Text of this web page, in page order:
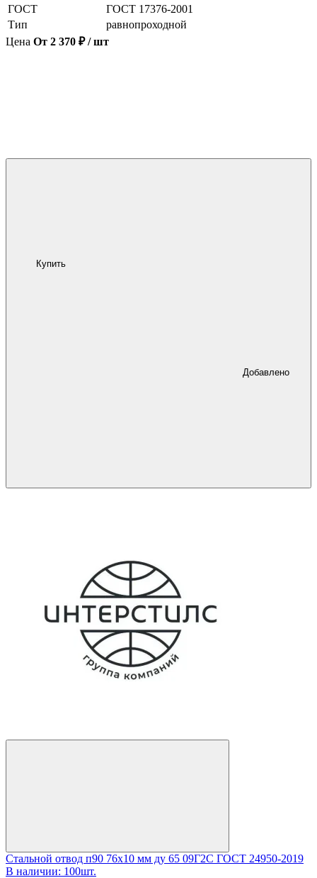
ГОСТ
ГОСТ 17376-2001
Тип
равнопроходной
Цена От 2 370 ₽ / шт
Купить
Добавлено
Стальной отвод п90 76х10 мм ду 65 09Г2С ГОСТ 24950-2019
В наличии: 100шт.